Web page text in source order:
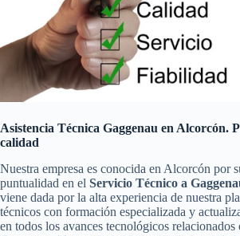
Asistencia Técnica Gaggenau en Alcorcón.
calidad
Nuestra empresa es conocida en Alcorcón por
puntualidad en el Servicio Técnico a
viene dada por la alta experiencia de nuestra
técnicos con formación especializada y
en todos los avances tecnológicos relacionados